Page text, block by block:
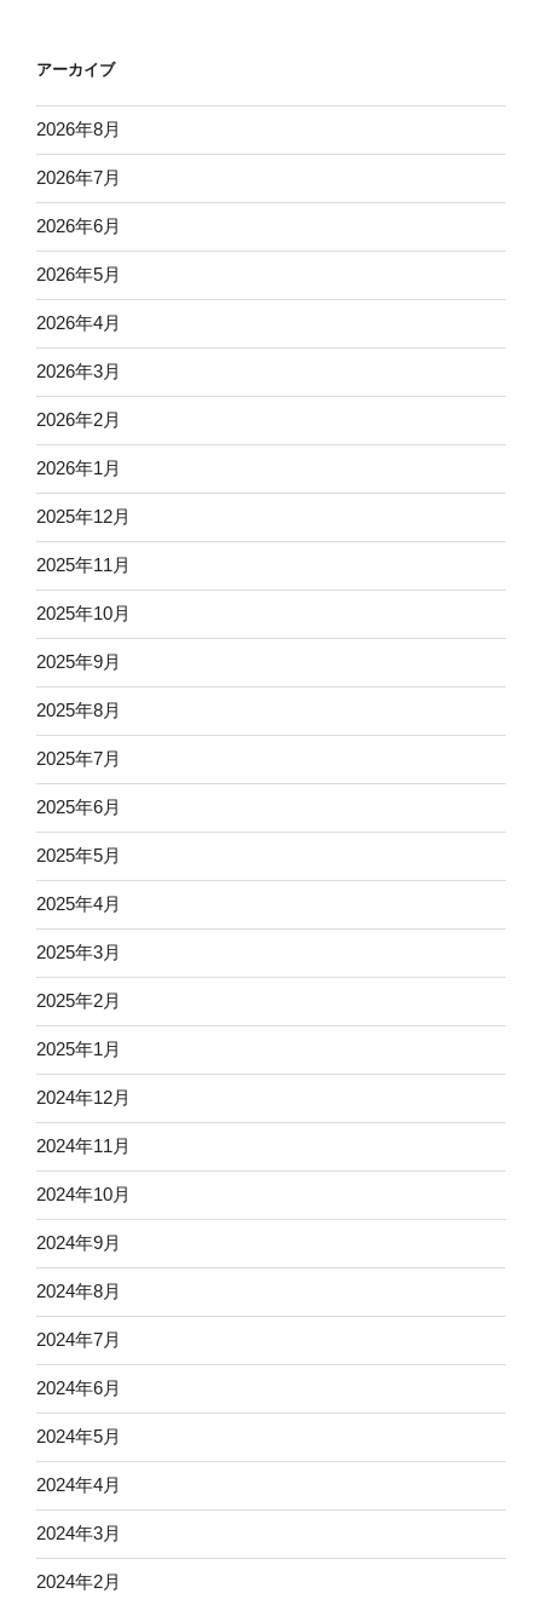
アーカイブ
2026年8月
2026年7月
2026年6月
2026年5月
2026年4月
2026年3月
2026年2月
2026年1月
2025年12月
2025年11月
2025年10月
2025年9月
2025年8月
2025年7月
2025年6月
2025年5月
2025年4月
2025年3月
2025年2月
2025年1月
2024年12月
2024年11月
2024年10月
2024年9月
2024年8月
2024年7月
2024年6月
2024年5月
2024年4月
2024年3月
2024年2月